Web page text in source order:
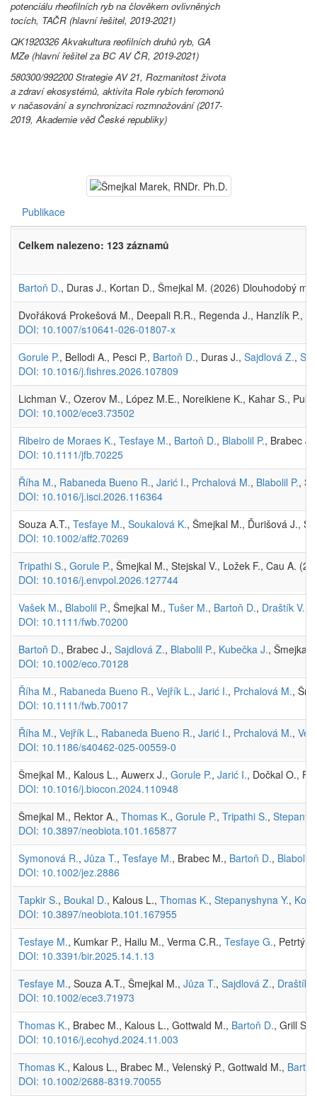
potenciálu rheofilních ryb na člověkem ovlivněných
tocích, TAČR (hlavní řešitel, 2019-2021)
QK1920326 Akvakultura reofilních druhů ryb, GA
MZe (hlavní řešitel za BC AV ČR, 2019-2021)
580300/992200 Strategie AV 21, Rozmanitost života
a zdraví ekosystémů, aktivita Role rybích feromonů
v načasování a synchronizaci rozmnožování (2017-
2019, Akademie věd České republiky)
Publikace
Celkem nalezeno: 123 záznamů
Bartoň D., Duras J., Kortan D., Šmejkal M. (2026) Dlouhodobý
Dvořáková Prokešová M., Deepali R.R., Regenda J., Hanzlík P.,
DOI: 10.1007/s10641-026-01807-x
Gorule P., Bellodi A., Pesci P., Bartoň D., Duras J., Sajdlová Z.,
DOI: 10.1016/j.fishres.2026.107809
Lichman V., Ozerov M., López M.E., Noreikiene K., Kahar S.,
DOI: 10.1002/ece3.73502
Ribeiro de Moraes K., Tesfaye M., Bartoň D., Blabolil P., Brabec
DOI: 10.1111/jfb.70225
Říha M., Rabaneda Bueno R., Jarić I., Prchalová M., Blabolil P.,
DOI: 10.1016/j.isci.2026.116364
Souza A.T., Tesfaye M., Soukalová K., Šmejkal M., Ďurišová J.,
DOI: 10.1002/aff2.70269
Tripathi S., Gorule P., Šmejkal M., Stejskal V., Ložek F., Cau A.
DOI: 10.1016/j.envpol.2026.127744
Vašek M., Blabolil P., Šmejkal M., Tušer M., Bartoň D., Draštík V.
DOI: 10.1111/fwb.70200
Bartoň D., Brabec J., Sajdlová Z., Blabolil P., Kubečka J., Šmejkal
DOI: 10.1002/eco.70128
Říha M., Rabaneda Bueno R., Vejřík L., Jarić I., Prchalová M.,
DOI: 10.1111/fwb.70017
Říha M., Vejřík L., Rabaneda Bueno R., Jarić I., Prchalová M.,
DOI: 10.1186/s40462-025-00559-0
Šmejkal M., Kalous L., Auwerx J., Gorule P., Jarić I., Dočkal O.,
DOI: 10.1016/j.biocon.2024.110948
Šmejkal M., Rektor A., Thomas K., Gorule P., Tripathi S.,
DOI: 10.3897/neobiota.101.165877
Symonová R., Jůza T., Tesfaye M., Brabec M., Bartoň D., Blabolil
DOI: 10.1002/jez.2886
Tapkir S., Boukal D., Kalous L., Thomas K., Stepanyshyna Y.,
DOI: 10.3897/neobiota.101.167955
Tesfaye M., Kumkar P., Hailu M., Verma C.R., Tesfaye G., Petrtýl
DOI: 10.3391/bir.2025.14.1.13
Tesfaye M., Souza A.T., Šmejkal M., Jůza T., Sajdlová Z., Draštík
DOI: 10.1002/ece3.71973
Thomas K., Brabec M., Kalous L., Gottwald M., Bartoň D., Grill S.,
DOI: 10.1016/j.ecohyd.2024.11.003
Thomas K., Kalous L., Brabec M., Velenský P., Gottwald M.,
DOI: 10.1002/2688-8319.70055